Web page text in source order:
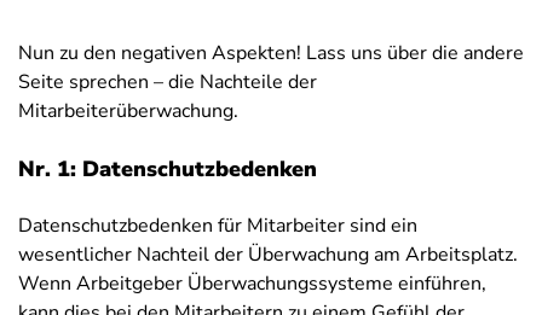
Nun zu den negativen Aspekten! Lass uns über die andere
Seite sprechen – die Nachteile der
Mitarbeiterüberwachung.
Nr. 1: Datenschutzbedenken
Datenschutzbedenken für Mitarbeiter sind ein
wesentlicher Nachteil der Überwachung am Arbeitsplatz.
Wenn Arbeitgeber Überwachungssysteme einführen,